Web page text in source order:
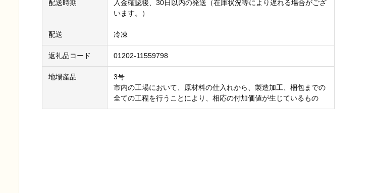
配送時期
入金確認後、30日以内の発送（在庫状況等により遅れる場合がござ
います。）
配送 冷凍
返礼品コード 01202-11559798
地場産品
3号
市内の工場において、原材料の仕入れから、製造加工、梱包までの
全ての工程を行うことにより、相応の付加価値が生じているもの